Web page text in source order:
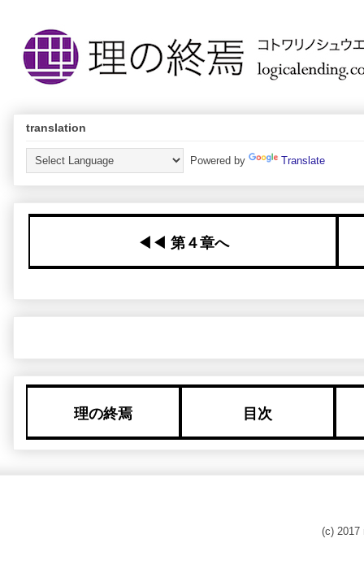
translation
Powered by Translate
◀︎◀︎ 第４章へ
キーワード：chapter5
理の終焉 目次
(c) 2017